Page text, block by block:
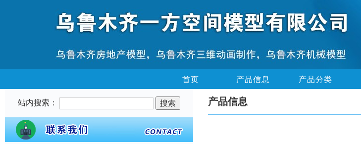
首页 产品信息 产品分类
站内搜索： 产品信息